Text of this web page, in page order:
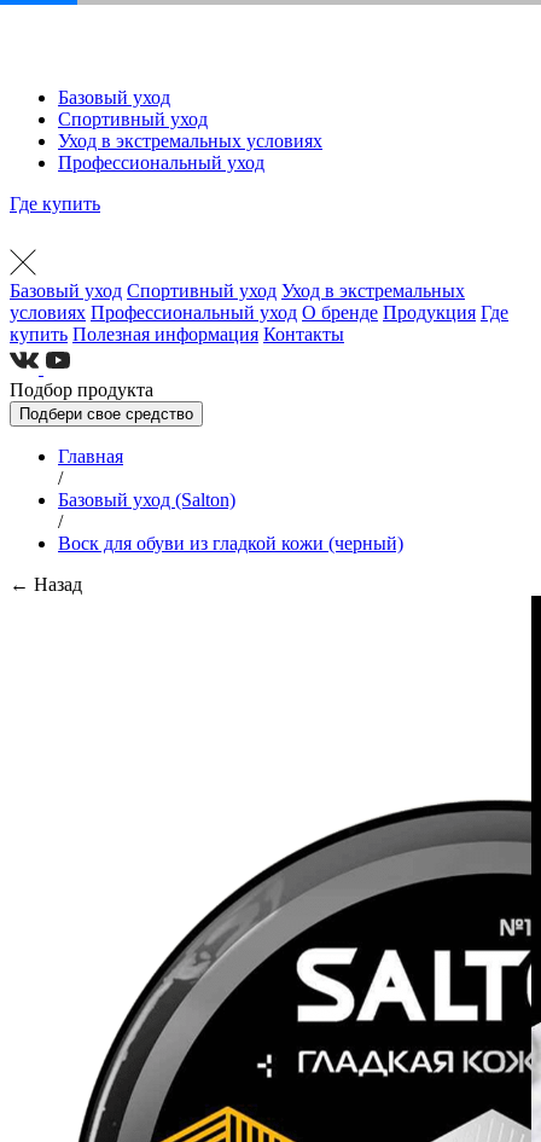
Базовый уход
Спортивный уход
Уход в экстремальных условиях
Профессиональный уход
Где купить
Базовый уход Спортивный уход Уход в экстремальных
условиях Профессиональный уход О бренде Продукция Где
купить Полезная информация Контакты
Подбор продукта
Подбери свое средство
Главная
/
Базовый уход (Salton)
/
Воск для обуви из гладкой кожи (черный)
← Назад